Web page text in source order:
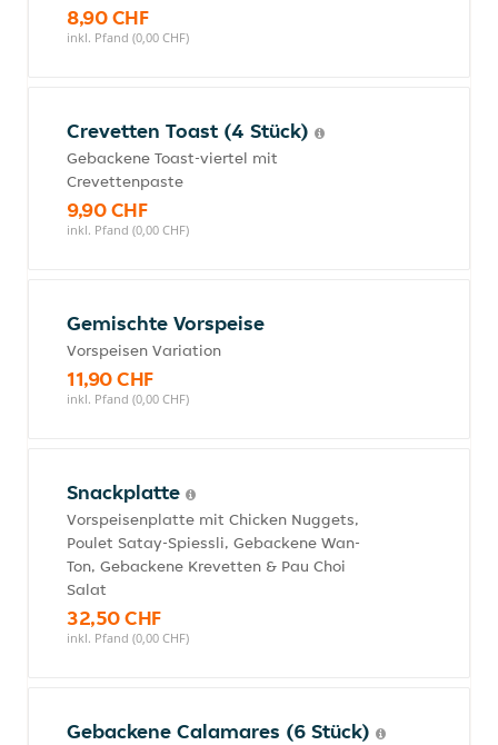
8,90 CHF
inkl. Pfand (0,00 CHF)
Crevetten Toast (4 Stück)
Gebackene Toast-viertel mit
Crevettenpaste
9,90 CHF
inkl. Pfand (0,00 CHF)
Gemischte Vorspeise
Vorspeisen Variation
11,90 CHF
inkl. Pfand (0,00 CHF)
Snackplatte
Vorspeisenplatte mit Chicken Nuggets,
Poulet Satay-Spiessli, Gebackene Wan-
Ton, Gebackene Krevetten & Pau Choi
Salat
32,50 CHF
inkl. Pfand (0,00 CHF)
Gebackene Calamares (6 Stück)